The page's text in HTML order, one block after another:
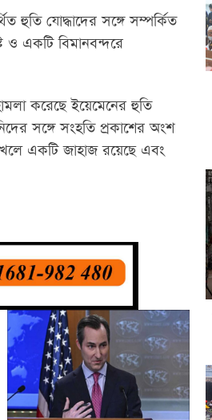
হুতি যোদ্ধাদের সঙ্গে সম্পর্কিত
ও একটি বিমানবন্দরে
করেছে ইয়েমেনের হুতি
সঙ্গে সংহতি প্রকাশের অংশ
একটি জাহাজ রয়েছে এবং